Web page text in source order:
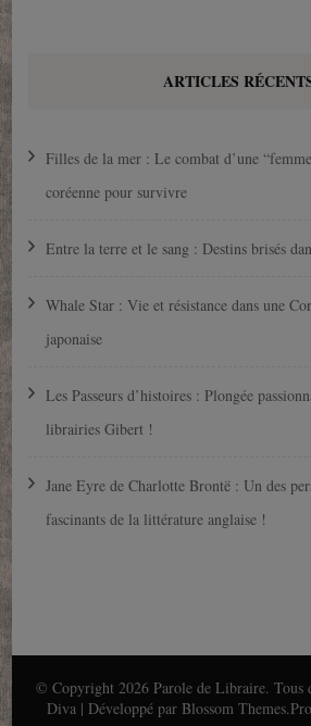
ARTICLES
Filles de la mer : Le combat d’une
coréenne pour survivre
Entre la terre et le sang : Destins brisés
Whale Star : Vie et résistance dans une
japonaise
Les Passeurs d’histoires : Plongée
librairies Gibert !
Jane Eyre de Charlotte Brontë : Un des
fascinants de la littérature anglaise !
© Copyright 2026 Parole de Libraire. Tous
Diva | Développé par Blossom Themes